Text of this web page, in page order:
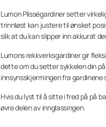
Lumon Plisségardiner setter
trinnløst kan justere til ønsket
slik at du kan slipper inn akkurat
Lumons rekkverksgardiner gir
dette om du setter sykkelen din
innsynsskjermingen fra gardinene
Hvis du lyst til å sitte i fred på på
øvre delen av innglassingen.